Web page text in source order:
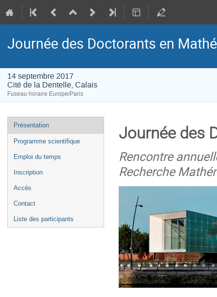
Journée des Doctorants en
14 septembre 2017
Cité de la Dentelle, Calais
Fuseau horaire Europe/Paris
Menu
de
l'événement
Présentation
Programme scientifique
Emploi du temps
Inscription
Accès
Contact
Liste des participants
Journée des
Rencontre
Recherche